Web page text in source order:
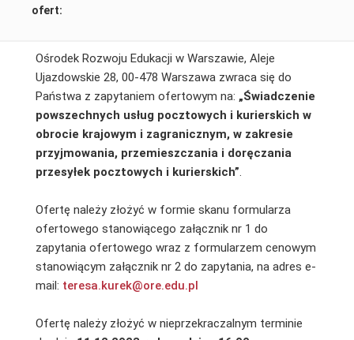
ofert:
Ośrodek Rozwoju Edukacji w Warszawie, Aleje
Ujazdowskie 28, 00-478 Warszawa zwraca się do
Państwa z zapytaniem ofertowym na: „Świadczenie
powszechnych usług pocztowych i kurierskich w
obrocie krajowym i zagranicznym, w zakresie
przyjmowania, przemieszczania i doręczania
przesyłek pocztowych i kurierskich”.
Ofertę należy złożyć w formie skanu formularza
ofertowego stanowiącego załącznik nr 1 do
zapytania ofertowego wraz z formularzem cenowym
stanowiącym załącznik nr 2 do zapytania, na adres e-
mail: teresa.kurek@ore.edu.pl
Ofertę należy złożyć w nieprzekraczalnym terminie